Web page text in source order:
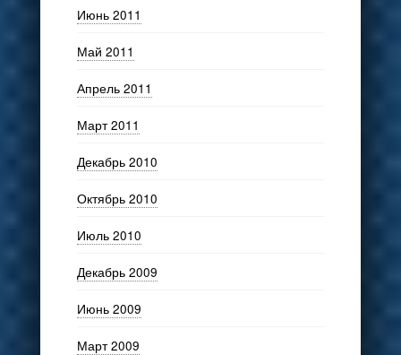
Июнь 2011
Май 2011
Апрель 2011
Март 2011
Декабрь 2010
Октябрь 2010
Июль 2010
Декабрь 2009
Июнь 2009
Март 2009